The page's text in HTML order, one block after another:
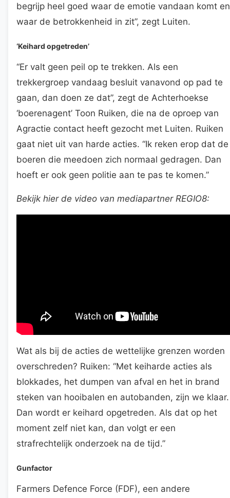
begrijp heel goed waar de emotie vandaan komt en
waar de betrokkenheid in zit”, zegt Luiten.
‘Keihard opgetreden’
“Er valt geen peil op te trekken. Als een
trekkergroep vandaag besluit vanavond op pad te
gaan, dan doen ze dat”, zegt de Achterhoekse
‘boerenagent’ Toon Ruiken, die na de oproep van
Agractie contact heeft gezocht met Luiten. Ruiken
gaat niet uit van harde acties. “Ik reken erop dat de
boeren die meedoen zich normaal gedragen. Dan
hoeft er ook geen politie aan te pas te komen.”
Bekijk hier de video van mediapartner REGIO8:
Wat als bij de acties de wettelijke grenzen worden
overschreden? Ruiken: “Met keiharde acties als
blokkades, het dumpen van afval en het in brand
steken van hooibalen en autobanden, zijn we klaar.
Dan wordt er keihard opgetreden. Als dat op het
moment zelf niet kan, dan volgt er een
strafrechtelijk onderzoek na de tijd.”
Gunfactor
Farmers Defence Force (FDF), een andere